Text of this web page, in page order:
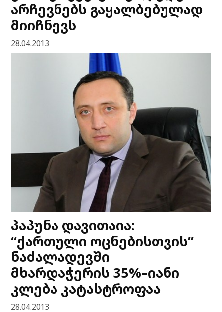
არჩევნებს გაყალბებულად
მიიჩნევს
28.04.2013
პაპუნა დავითაია:
“ქართული ოცნებისთვის”
ნაძალადევში
მხარდაჭერის 35%–იანი
კლება კატასტროფაა
28.04.2013